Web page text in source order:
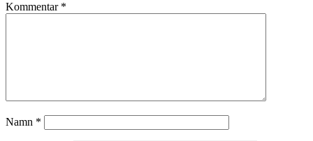
Kommentar *
Namn *